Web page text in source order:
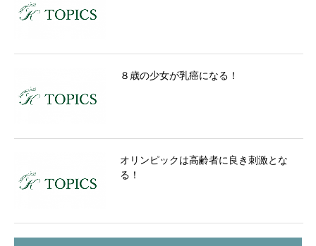
８歳の少女が乳癌になる！
オリンピックは高齢者に良き刺激とな
る！